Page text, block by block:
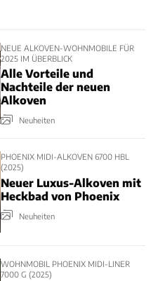
NEUE ALKOVEN-WOHNMOBILE FÜR
2025 IM ÜBERBLICK
Alle Vorteile und
Nachteile der neuen
Alkoven
Neuheiten
PHOENIX MIDI-ALKOVEN 6700 HBL
(2025)
Neuer Luxus-Alkoven mit
Heckbad von Phoenix
Neuheiten
WOHNMOBIL PHOENIX MIDI-LINER
7000 G (2025)​